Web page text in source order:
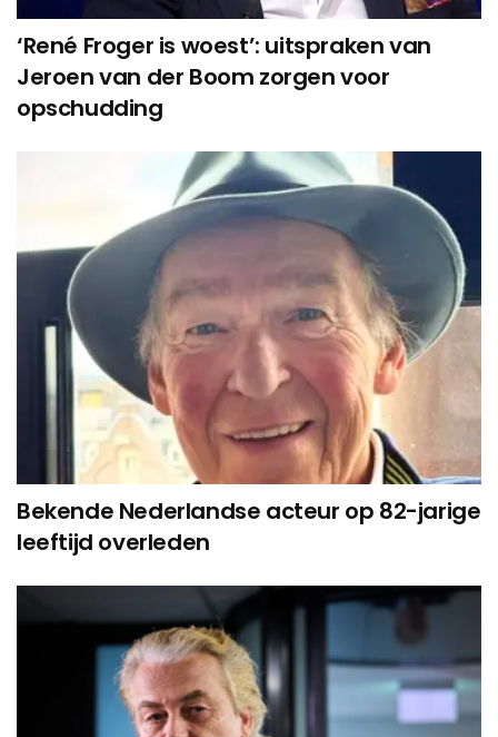
‘René Froger is woest’: uitspraken van
Jeroen van der Boom zorgen voor
opschudding
Bekende Nederlandse acteur op 82-jarige
leeftijd overleden